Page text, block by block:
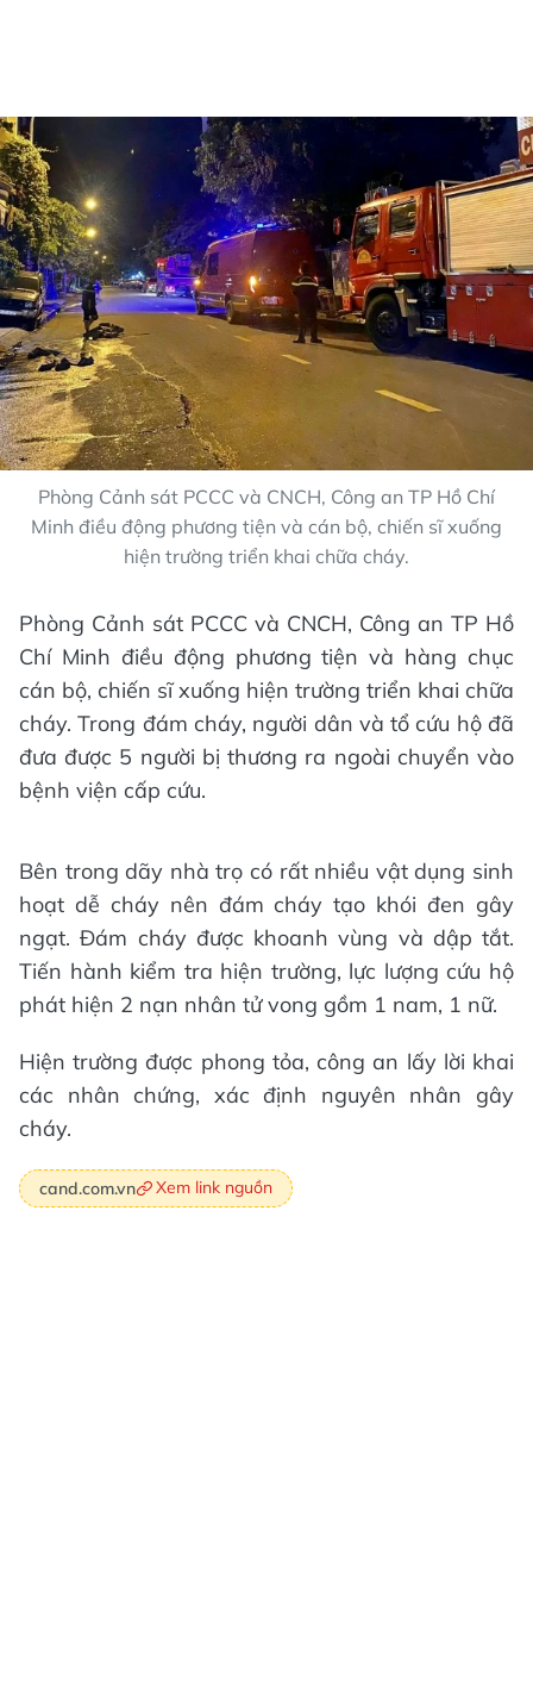
Phòng Cảnh sát PCCC và CNCH, Công an TP Hồ Chí
Minh điều động phương tiện và cán bộ, chiến sĩ xuống
hiện trường triển khai chữa cháy.
Phòng Cảnh sát PCCC và CNCH, Công an TP Hồ
Chí Minh điều động phương tiện và hàng chục
cán bộ, chiến sĩ xuống hiện trường triển khai chữa
cháy. Trong đám cháy, người dân và tổ cứu hộ đã
đưa được 5 người bị thương ra ngoài chuyển vào
bệnh viện cấp cứu.
Bên trong dãy nhà trọ có rất nhiều vật dụng sinh
hoạt dễ cháy nên đám cháy tạo khói đen gây
ngạt. Đám cháy được khoanh vùng và dập tắt.
Tiến hành kiểm tra hiện trường, lực lượng cứu hộ
phát hiện 2 nạn nhân tử vong gồm 1 nam, 1 nữ.
Hiện trường được phong tỏa, công an lấy lời khai
các nhân chứng, xác định nguyên nhân gây
cháy.
cand.com.vn Xem link nguồn